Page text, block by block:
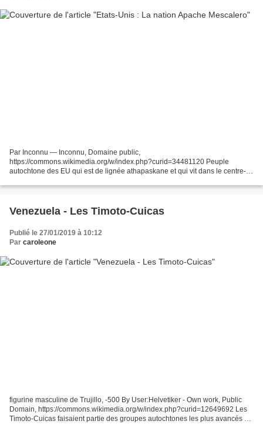
Par Inconnu — Inconnu, Domaine public,
https://commons.wikimedia.org/w/index.php?curid=34481120 Peuple
autochtone des EU qui est de lignée athapaskane et qui vit dans le centre-
veut...
Venezuela - Les Timoto-Cuicas
Publié le 27/01/2019 à 10:12
Par caroleone
figurine masculine de Trujillo, -500 By User:Helvetiker - Own work, Public
Domain, https://commons.wikimedia.org/w/index.php?curid=12649692 Les
Timoto-Cuicas faisaient partie des groupes autochtones les plus avancés du